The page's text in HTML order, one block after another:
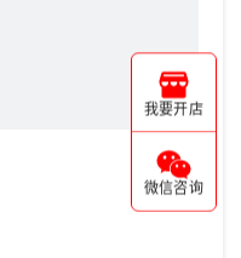
我要开店
微信咨询